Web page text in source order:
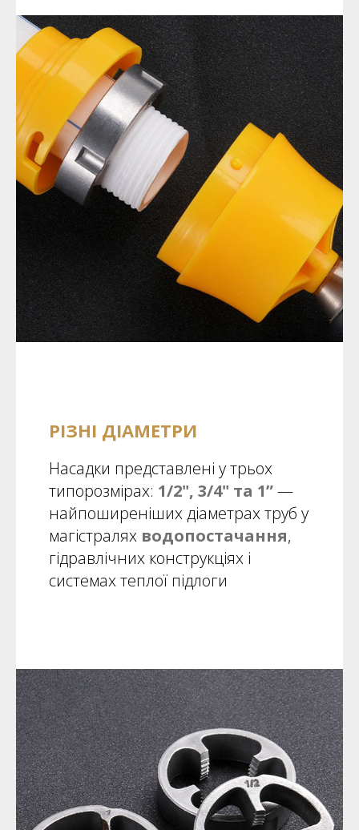
РІЗНІ ДІАМЕТРИ
Насадки представлені у трьох
типорозмірах: 1/2", 3/4" та 1”—
найпоширеніших діаметрах труб у
магістралях водопостачання,
гідравлічних конструкціях і
системах теплої підлоги